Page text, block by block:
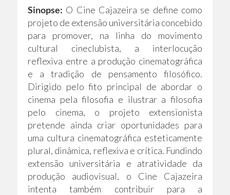
Sinopse: O Cine Cajazeira se define como
projeto de extensão universitária concebido
para promover, na linha do movimento
cultural cineclubista, a interlocução
reflexiva entre a produção cinematográfica
e a tradição de pensamento filosófico.
Dirigido pelo fito principal de abordar o
cinema pela filosofia e ilustrar a filosofia
pelo cinema, o projeto extensionista
pretende ainda criar oportunidades para
uma cultura cinematográfica esteticamente
plural, dinâmica, reflexiva e crítica. Fundindo
extensão universitária e atratividade da
produção audiovisual, o Cine Cajazeira
intenta também contribuir para a